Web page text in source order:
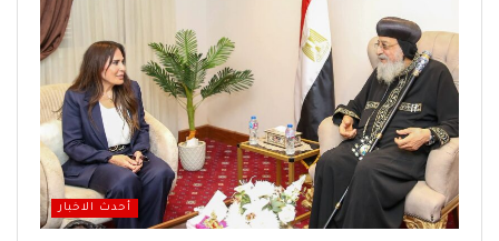
أحدث الاخبار